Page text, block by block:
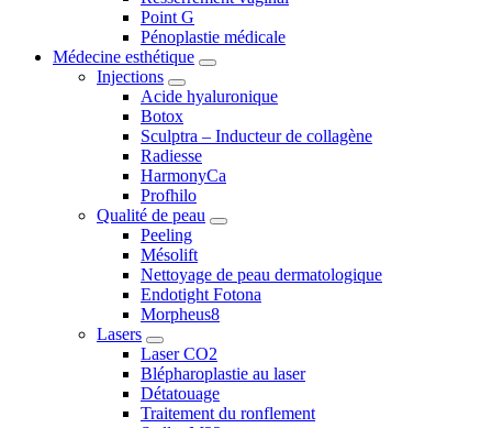
Point G
Pénoplastie médicale
Médecine esthétique
Injections
Acide hyaluronique
Botox
Sculptra – Inducteur de collagène
Radiesse
HarmonyCa
Profhilo
Qualité de peau
Peeling
Mésolift
Nettoyage de peau dermatologique
Endotight Fotona
Morpheus8
Lasers
Laser CO2
Blépharoplastie au laser
Détatouage
Traitement du ronflement